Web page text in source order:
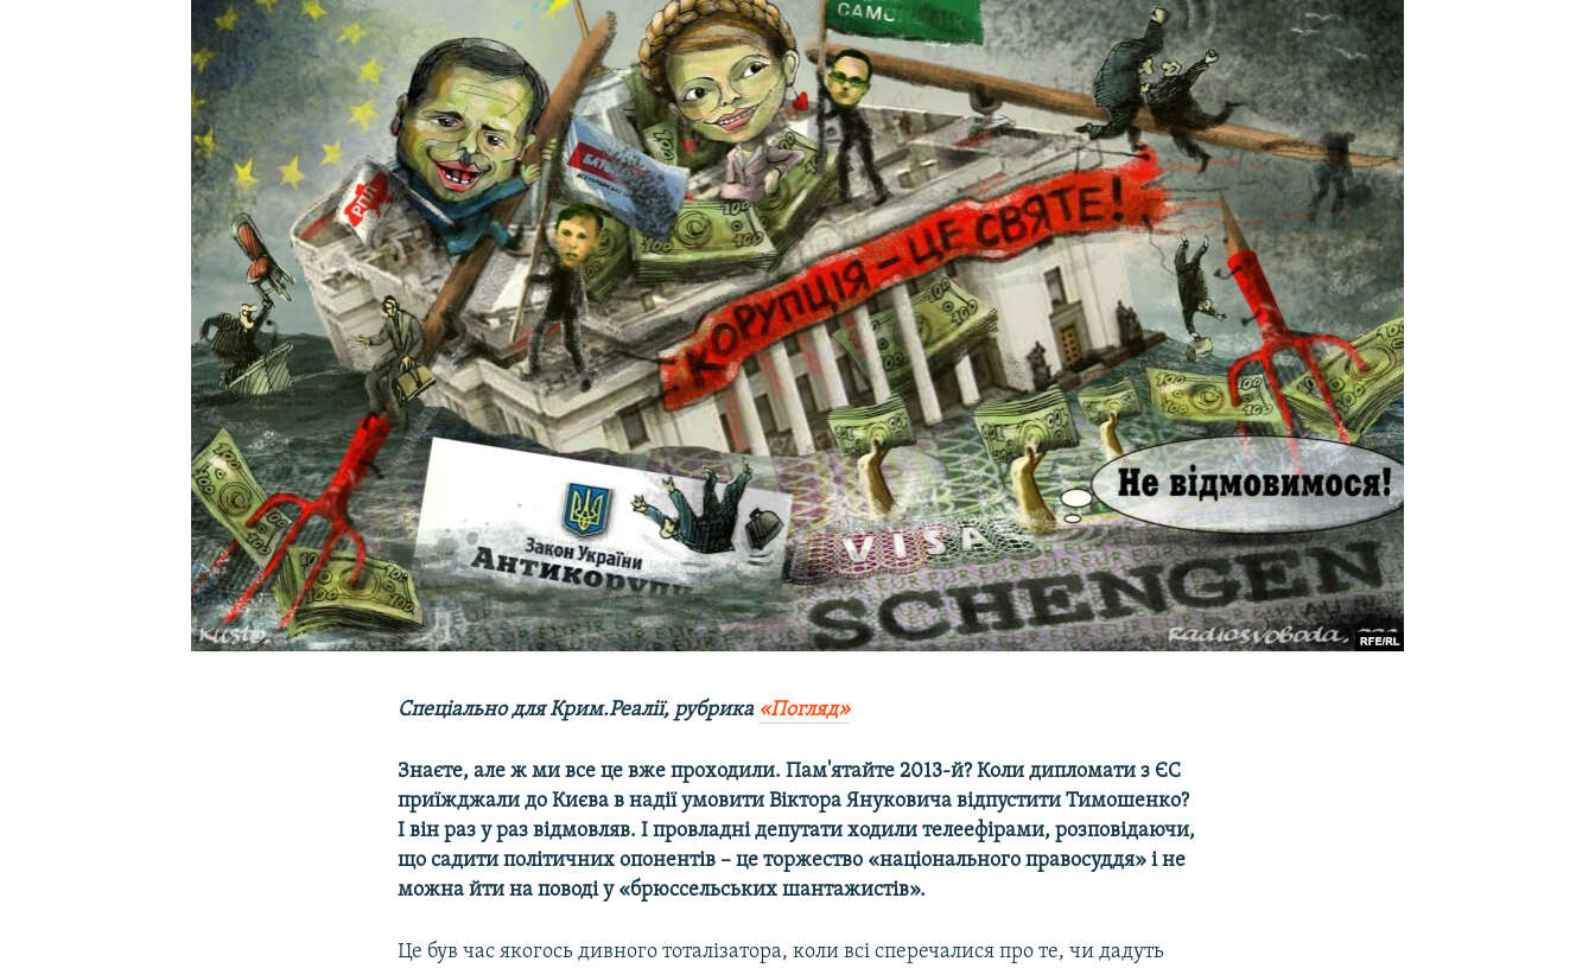
УКРАЇНСЬКА ПРОБЛЕМА КРИМУ
Спеціально для Крим.Реалії, рубрика «Погляд»
Знаєте, але ж ми все це вже проходили. Пам'ятайте 2013-й? Коли дипломати з ЄС
приїжджали до Києва в надії умовити Віктора Януковича відпустити Тимошенко?
І він раз у раз відмовляв. І провладні депутати ходили телеефірами, розповідаючи,
що садити політичних опонентів – це торжество «національного правосуддя» і не
можна йти на поводі у «брюссельських шантажистів».
Це був час якогось дивного тоталізатора, коли всі сперечалися про те, чи дадуть